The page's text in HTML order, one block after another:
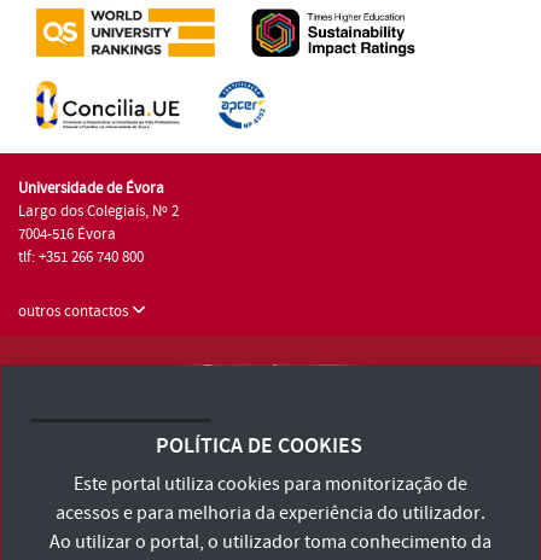
Universidade de Évora
Largo dos Colegiais, Nº 2
7004-516 Évora
tlf: +351 266 740 800
outros contactos
Consulte os Termos e Condições e Política de Privacidade
Declaração de Acessibilidade
POLÍTICA DE COOKIES
Este portal utiliza cookies para monitorização de
acessos e para melhoria da experiência do utilizador.
Ao utilizar o portal, o utilizador toma conhecimento da